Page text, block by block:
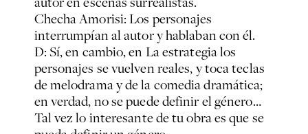
Checha Amorisi: Los personajes
interrumpían al autor y hablaban con él.
D: Sí, en cambio, en La estrategia los
personajes se vuelven reales, y toca teclas
de melodrama y de la comedia dramática;
en verdad, no se puede definir el género…
Tal vez lo interesante de tu obra es que se